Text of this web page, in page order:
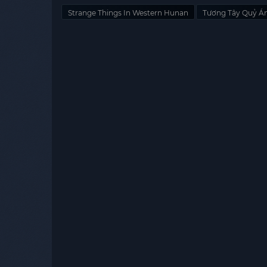
Strange Things In Western Hunan Tương Tây Quỷ